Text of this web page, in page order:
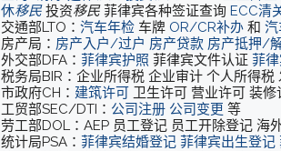
休移民投资移民菲律宾各种签证查询 ECC清
交通部LTO： 汽车年检车牌 OR/CR补办和 汽
房产局： 房产入户/过户 房产贷款 房产抵押/
外交部DFA： 菲律宾护照 菲律宾文件认证 菲
税务局BIR：企业所得税 企业审计 个人所得税
市政府CH： 建筑许可卫生许可 营业许可 装修
工贸部SEC/DTI： 公司注册 公司变更 等
劳工部DOL：AEP 员工登记 员工开除登记 海
统计局PSA： 菲律宾结婚登记 菲律宾出生登记